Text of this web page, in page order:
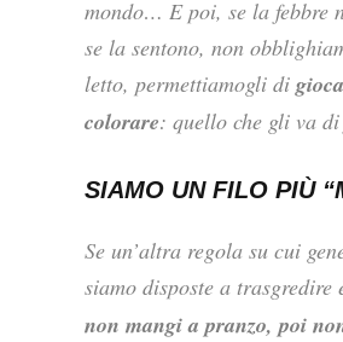
mondo… E poi, se la febbre
se la sentono, non
letto, permettiamogli di
colorare: quello che gli va
SIAMO UN FILO PIÙ
Se un’altra regola su cui
siamo disposte a trasgredire
non mangi a pranzo, poi